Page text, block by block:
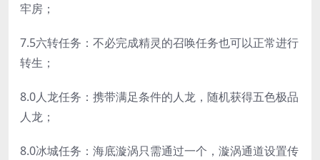
牢房；
7.5六转任务：不必完成精灵的召唤任务也可以正常进行
转生；
8.0人龙任务：携带满足条件的人龙，随机获得五色极品
人龙；
8.0冰城任务：海底漩涡只需通过一个，漩涡通道设置传